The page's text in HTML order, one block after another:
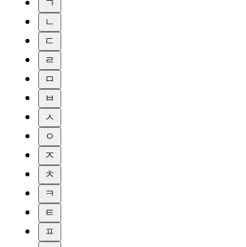
ㄱ
ㄴ
ㄷ
ㄹ
ㅁ
ㅂ
ㅅ
ㅇ
ㅈ
ㅊ
ㅋ
ㅌ
ㅍ